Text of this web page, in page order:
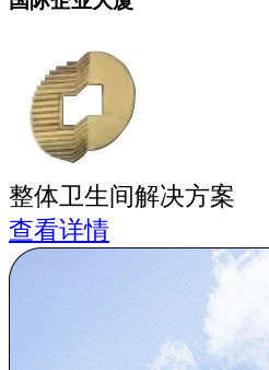
整体卫生间解决方案
查看详情